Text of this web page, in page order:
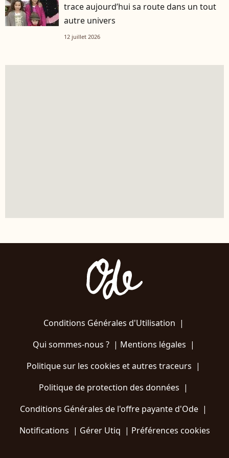
trace aujourd’hui sa route dans un tout
autre univers
12 juillet 2026
Conditions Générales d'Utilisation |
Qui sommes-nous ?| Mentions légales |
Politique sur les cookies et autres traceurs |
Politique de protection des données |
Conditions Générales de l'offre payante d'Ode |
Notifications | Gérer Utiq | Préférences cookies